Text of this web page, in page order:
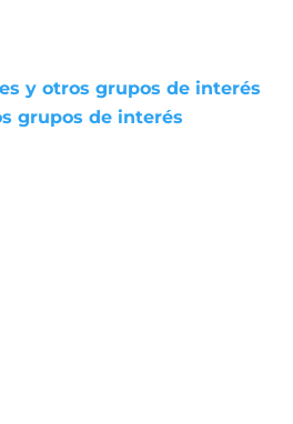
y otros grupos de interés
grupos de interés